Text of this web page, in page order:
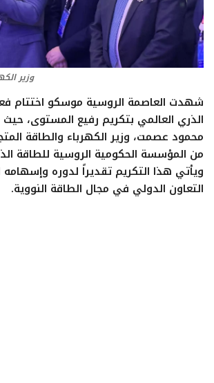
شركات
فيديو وتوك شو
مقالات
مجتمع البترول
دليل شركات البترول المصرية
وزير
شهدت العاصمة الروسية موسكو اختتام
الذري العالمي بتكريم رفيع المستوى، حيث
محمود عصمت، وزير الكهرباء والطاقة
من المؤسسة الحكومية الروسية للطاقة
ويأتي هذا التكريم تقديراً لدوره
التعاون الدولي في مجال الطاقة النووية.